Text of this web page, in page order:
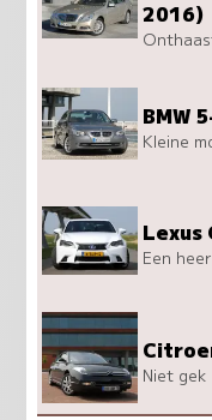
2016)
BMW
Kleine
Lexus
Een
Niet gek